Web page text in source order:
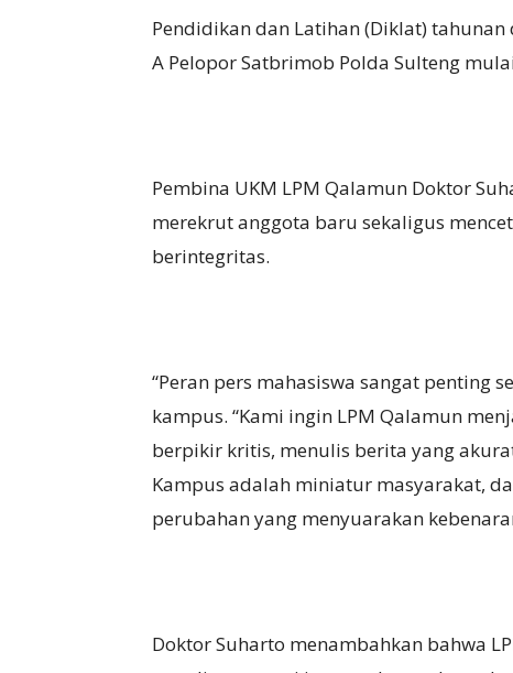
Pendidikan dan Latihan (Diklat)
A Pelopor Satbrimob Polda Sulteng
Pembina UKM LPM Qalamun Doktor
merekrut anggota baru sekaligus
berintegritas.
“Peran pers mahasiswa sangat penting
kampus. “Kami ingin LPM Qalamun
berpikir kritis, menulis berita yang
Kampus adalah miniatur masyarakat,
perubahan yang menyuarakan
Doktor Suharto menambahkan bahwa